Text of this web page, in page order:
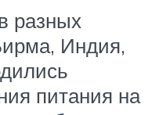
разных
Индия,
питания на